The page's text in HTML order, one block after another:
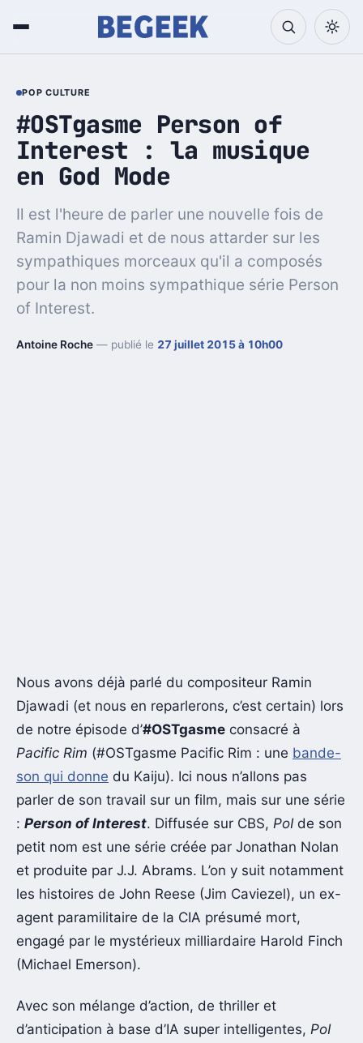
POP CULTURE
#OSTgasme Person of
Interest : la musique
en God Mode
Il est l'heure de parler une nouvelle fois de
Ramin Djawadi et de nous attarder sur les
sympathiques morceaux qu'il a composés
pour la non moins sympathique série Person
of Interest.
Antoine Roche — publié le 27 juillet 2015 à 10h00
Nous avons déjà parlé du compositeur Ramin
Djawadi (et nous en reparlerons, c’est certain) lors
de notre épisode d’#OSTgasme consacré à
Pacific Rim (#OSTgasme Pacific Rim : une bande-
son qui donne du Kaiju). Ici nous n’allons pas
parler de son travail sur un film, mais sur une série
: Person of Interest. Diffusée sur CBS, PoIde son
petit nom est une série créée par Jonathan Nolan
et produite par J.J. Abrams. L’on y suit notamment
les histoires de John Reese (Jim Caviezel), un ex-
agent paramilitaire de la CIA présumé mort,
engagé par le mystérieux milliardaire Harold Finch
(Michael Emerson).
Avec son mélange d’action, de thriller et
d’anticipation à base d’IA super intelligentes, PoI